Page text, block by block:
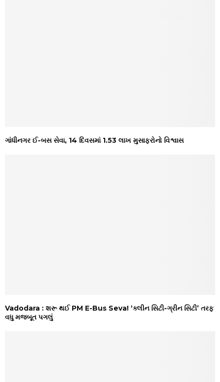
ગાંધીનગર ઈ-બસ સેવા, 14 દિવસમાં 1.53 લાખ મુસાફરોનો વિશ્વાસ
Vadodara : શરૂ થઈ PM E-Bus Seva! ‘ક્લીન સિટી-ગ્રીન સિટી’ તરફ
વધુ મજબૂત પગલું